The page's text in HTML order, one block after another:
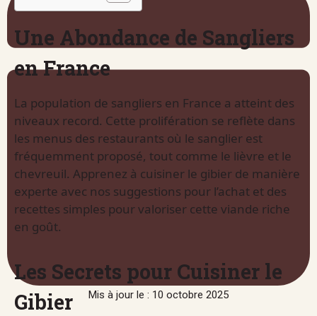
Mis à jour le : 10 octobre 2025
Une Abondance de Sangliers
en France
La population de sangliers en France a atteint des
niveaux record. Cette prolifération se reflète dans
les menus des restaurants où le sanglier est
fréquemment proposé, tout comme le lièvre et le
chevreuil. Apprenez à cuisiner le gibier de manière
experte avec nos suggestions pour l’achat et des
recettes simples pour valoriser cette viande riche
en goût.
Les Secrets pour Cuisiner le
Gibier